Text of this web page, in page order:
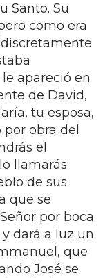
Santo. Su
como era
apareció en
de David,
tu esposa,
obra del
el
llamarás
de sus
que se
por boca
dará a luz un
que
José se